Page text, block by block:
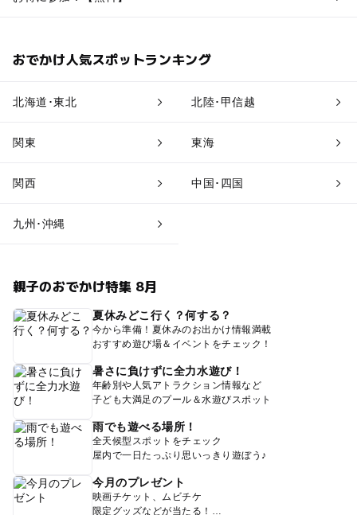
おでかけ人気スポットランキング
北海道･東北 北陸･甲信越
関東 東海
関西 中国･四国
九州･沖縄
親子のおでかけ特集 8月
夏休みどこ行く？何する？
今から準備！夏休みのお出かけ情報満載
おすすめ遊び場＆イベントをチェック！
暑さに負けずに全力水遊び！
年齢別や人気アトラクション情報など
子ども大満足のプール＆水遊びスポット
雨でも遊べる場所！
全天候型スポットをチェック
屋内で一日たっぷり思いっきり遊ぼう♪
今月のプレゼント
映画チケット、ムビチケ
限定グッズなどが当たる！